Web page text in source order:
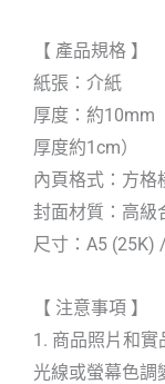
【 產品規格 】
紙張：介紙
厚度：約10mm
厚度約1cm）
內頁格式：方格
封面材質：高級
尺寸：A5 (25K)
【 注意事項 】
1. 商品照片和
光線或螢幕色調